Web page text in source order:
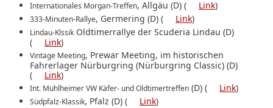
Internationales Morgan-Treffen, Allgäu (D) ( Link)
333-Minuten-Rallye, Germering (D) ( Link)
Lindau-Klssik Oldtimerrallye der Scuderia Lindau (D)
(
Link)
Vintage Meeting, Prewar Meeting, im historischen
Fahrerlager Nürburgring (Nürburgring Classic) (D)
(
Link)
Int. Mühlheimer VW Käfer- und Oldtimertreffen (D) ( Link)
Südpfalz-Klassik, Pfalz (D) ( Link)